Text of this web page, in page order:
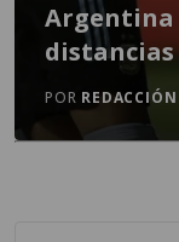
Argentina
POR REDACCIÓN